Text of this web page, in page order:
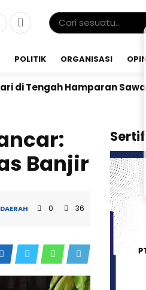
POLITIK ORGANISASI
Sawah Dr.
Banjir
DAERAH 0 36